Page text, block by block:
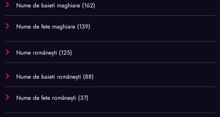
Nume de baieti maghiare (162)
Nume de fete maghiare (139)
Nume românești (125)
Nume de baieti românești (88)
Nume de fete românești (37)